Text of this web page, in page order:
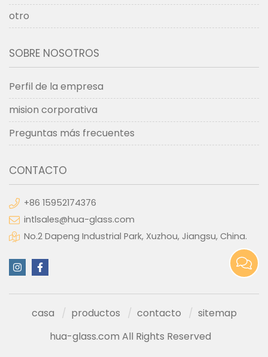
otro
SOBRE NOSOTROS
Perfil de la empresa
mision corporativa
Preguntas más frecuentes
CONTACTO
+86 15952174376
intlsales@hua-glass.com
No.2 Dapeng Industrial Park, Xuzhou, Jiangsu, China.
casa productos contacto
sitemap
hua-glass.com All Rights Reserved